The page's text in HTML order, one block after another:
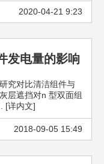
2020-04-21 9:23
发电量的影响
究对比清洁组件与
层遮挡对n 型双面组
[详内文]
2018-09-05 15:49